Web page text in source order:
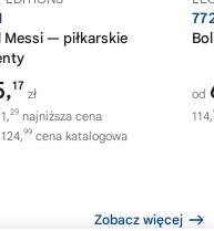
Messi — piłkarskie
17
zł
29 najniższa cena
124,99 cena katalogowa
od
114,
Zobacz więcej